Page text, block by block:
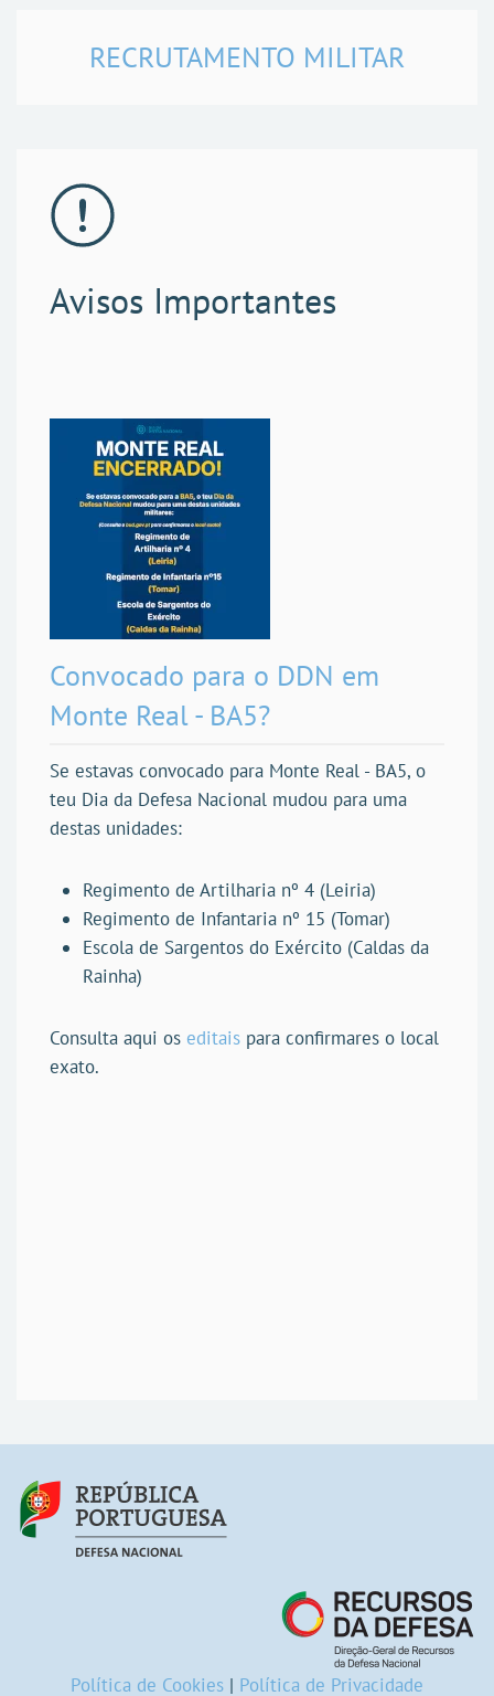
RECRUTAMENTO MILITAR
Avisos Importantes
Convocado para o DDN em
Monte Real - BA5?
Se estavas convocado para Monte Real - BA5, o
teu Dia da Defesa Nacional mudou para uma
destas unidades:
Regimento de Artilharia nº 4 (Leiria)
Regimento de Infantaria nº 15 (Tomar)
Escola de Sargentos do Exército (Caldas da
Rainha)
Consulta aqui os editais para confirmares o local
exato.
Política de Cookies | Política de Privacidade